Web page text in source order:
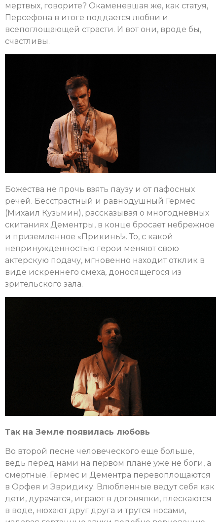
мертвых, говорите? Окаменевшая же, как статуя,
Персефона в итоге поддается любви и
всепоглощающей страсти. И вот они, вроде бы,
счастливы.
Божества не прочь взять паузу и от пафосных
речей. Бесстрастный и равнодушный Гермес
(Михаил Кузьмин), рассказывая о многодневных
скитаниях Дементры, в конце бросает небрежное
и приземленное «Прикинь!». То, с какой
непринужденностью герои меняют свою
актерскую подачу, мгновенно находит отклик в
виде искреннего смеха, доносящегося из
зрительского зала.
Так на Земле появилась любовь
Во второй песне человеческого еще больше,
ведь перед нами на первом плане уже не боги, а
смертные. Гермес и Дементра перевоплощаются
в Орфея и Эвридику. Влюбленные ведут себя как
дети, дурачатся, играют в догонялки, плескаются
в воде, нюхают друг друга и трутся носами,